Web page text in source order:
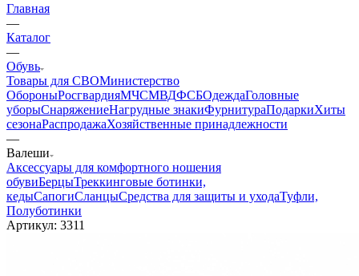
Главная
—
Каталог
—
Обувь
Товары для СВОМинистерство
ОбороныРосгвардияМЧСМВДФСБОдеждаГоловные
уборыСнаряжениеНагрудные знакиФурнитураПодаркиХиты
сезонаРаспродажаХозяйственные принадлежности
—
Валеши
Аксессуары для комфортного ношения
обувиБерцыТреккинговые ботинки,
кедыСапогиСланцыСредства для защиты и уходаТуфли,
Полуботинки
Артикул: 3311